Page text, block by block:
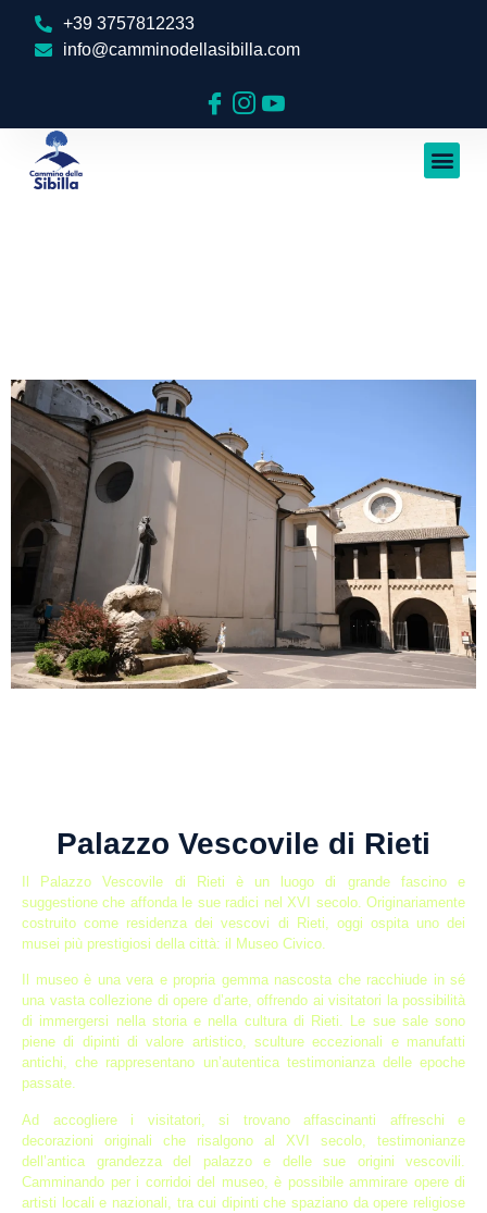
+39 3757812233
info@camminodellasibilla.com
Palazzo Vescovile di Rieti
Il Palazzo Vescovile di Rieti è un luogo di grande fascino e
suggestione che affonda le sue radici nel XVI secolo. Originariamente
costruito come residenza dei vescovi di Rieti, oggi ospita uno dei
musei più prestigiosi della città: il Museo Civico.
Il museo è una vera e propria gemma nascosta che racchiude in sé
una vasta collezione di opere d’arte, offrendo ai visitatori la possibilità
di immergersi nella storia e nella cultura di Rieti. Le sue sale sono
piene di dipinti di valore artistico, sculture eccezionali e manufatti
antichi, che rappresentano un’autentica testimonianza delle epoche
passate.
Ad accogliere i visitatori, si trovano affascinanti affreschi e
decorazioni originali che risalgono al XVI secolo, testimonianze
dell’antica grandezza del palazzo e delle sue origini vescovili.
Camminando per i corridoi del museo, è possibile ammirare opere di
artisti locali e nazionali, tra cui dipinti che spaziano da opere religiose